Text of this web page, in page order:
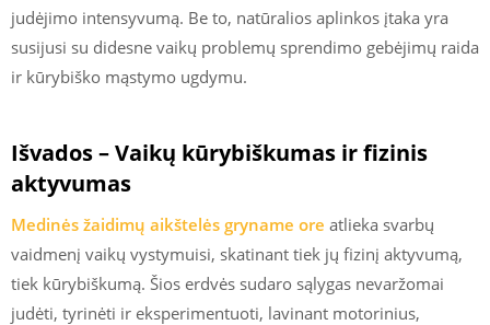
judėjimo intensyvumą. Be to, natūralios aplinkos įtaka yra
susijusi su didesne vaikų problemų sprendimo gebėjimų raida
ir kūrybiško mąstymo ugdymu.
Išvados – Vaikų kūrybiškumas ir fizinis
aktyvumas
Medinės žaidimų aikštelės gryname ore atlieka svarbų
vaidmenį vaikų vystymuisi, skatinant tiek jų fizinį aktyvumą,
tiek kūrybiškumą. Šios erdvės sudaro sąlygas nevaržomai
judėti, tyrinėti ir eksperimentuoti, lavinant motorinius,